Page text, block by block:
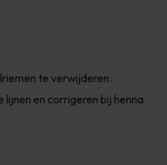
te verwijderen.
en corrigeren bij henna